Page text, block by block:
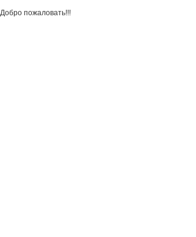
. Добро пожаловать!!!